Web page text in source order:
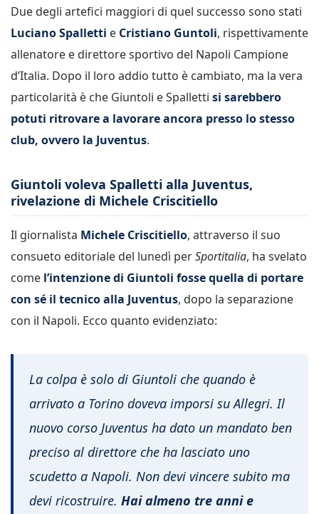
Due degli artefici maggiori di quel successo sono stati
Luciano Spalletti e Cristiano Guntoli, rispettivamente
allenatore e direttore sportivo del Napoli Campione
d’Italia. Dopo il loro addio tutto è cambiato, ma la vera
particolarità è che Giuntoli e Spalletti si sarebbero
potuti ritrovare a lavorare ancora presso lo stesso
club, ovvero la Juventus.
Giuntoli voleva Spalletti alla Juventus,
rivelazione di Michele Criscitiello
Il giornalista Michele Criscitiello, attraverso il suo
consueto editoriale del lunedì perSportitalia, ha svelato
come l’intenzione di Giuntoli fosse quella di portare
con sé il tecnico alla Juventus, dopo la separazione
con il Napoli. Ecco quanto evidenziato:
La colpa è solo di Giuntoli che quando è
arrivato a Torino doveva imporsi su Allegri. Il
nuovo corso Juventus ha dato un mandato ben
preciso al direttore che ha lasciato uno
scudetto a Napoli. Non devi vincere subito ma
devi ricostruire. Hai almeno tre anni e